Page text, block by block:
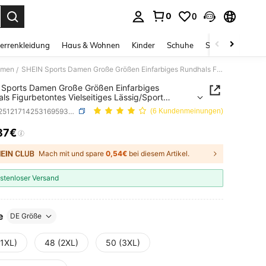
0 0
Haus & Wohnen Kinder Schuhe Schmuck &
/ SHEIN Sports Damen Große Größen Einfarbiges Rundhals Figurbetontes Vielseitiges Lässig/Sport Kurzarm T-Shirt
Sports Damen Große Größen Einfarbiges
Figurbetontes Vielseitiges Lässig/Sport
T-Shirt
SKU: st251217142531695937180 (6 Kundenmeinungen)
AND AVAILABILITY
Mach mit und spare 0,54€ bei diesem Artikel.
Versand
DE Größe
48 (2XL) 50 (3XL)